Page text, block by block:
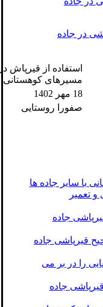
قیرپاشی در جاده
استفاده از قیرپاش
مسیرهای کوهستانی
18 مهر 1402
صفورا روستایی
با سایر جاده ها
تعمیر
جاده
قیرپاشی جاده
را در بر می
جاده